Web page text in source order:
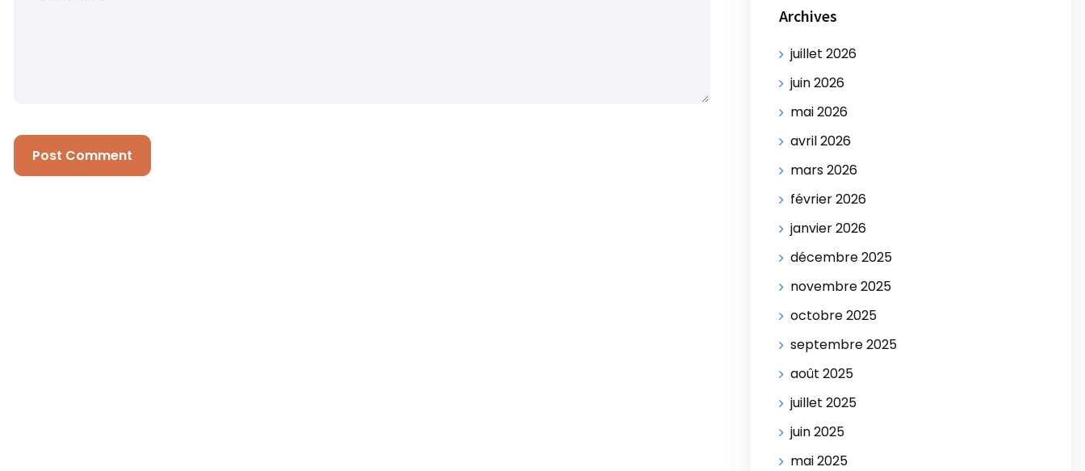
Archives
juillet 2026
juin 2026
mai 2026
avril 2026
mars 2026
février 2026
janvier 2026
décembre 2025
novembre 2025
octobre 2025
septembre 2025
août 2025
juillet 2025
juin 2025
mai 2025